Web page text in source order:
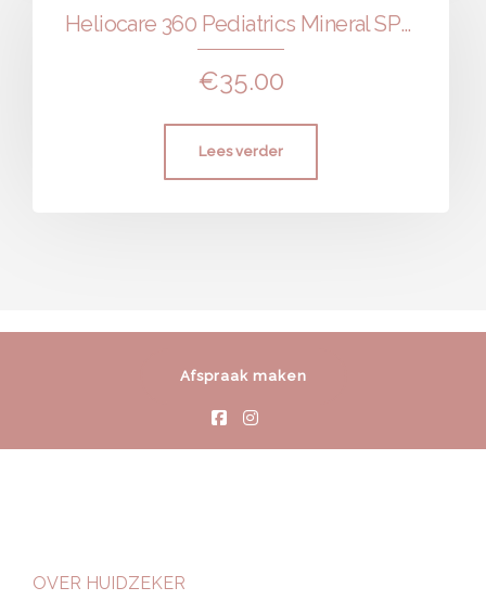
Heliocare 360 Pediatrics Mineral SPF 50+
€35.00
Lees verder
Afspraak maken
OVER HUIDZEKER